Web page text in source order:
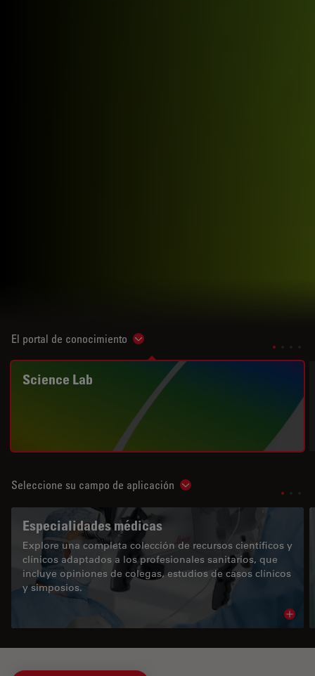
El portal de conocimiento Show subnavigation
Science Lab
Seleccione su campo de aplicación Show subnavigation
Especialidades médicas
Explore una completa colección de recursos científicos y
clínicos adaptados a los profesionales sanitarios, que
incluye opiniones de colegas, estudios de casos clínicos
y simposios.